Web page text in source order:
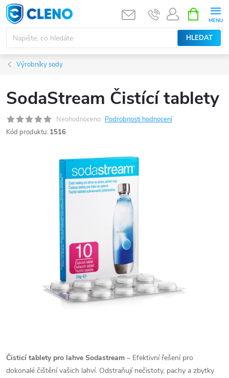
Přejít
na
obsah
HLEDAT
NÁKUPNÍ
KOŠÍK
Výrobníky sody
SodaStream Čistící tablety
Neohodnoceno Podrobnosti hodnocení
Kód produktu: 1516
Čisticí tablety pro lahve Sodastream – Efektivní řešení pro
dokonalé čištění vašich lahví. Odstraňují nečistoty, pachy a zbytky